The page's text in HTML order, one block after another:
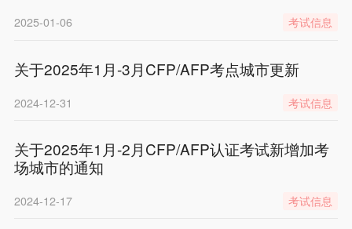
2025-01-06 考试信息
关于2025年1月-3月CFP/AFP考点城市更新
2024-12-31 考试信息
关于2025年1月-2月CFP/AFP认证考试新增加考
场城市的通知
2024-12-17 考试信息